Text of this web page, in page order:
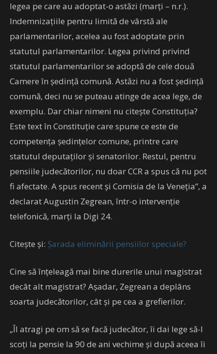
legea pe care au adoptat-o astăzi (marţi – n.r.).
Indemnizaţiile pentru limită de vârstă ale
parlamentarilor, acelea au fost adoptate prin
statutul parlamentarilor. Legea privind privind
statutul parlamentarilor se adoptă de cele două
Camere în şedinţă comună. Astăzi nu a fost şedinţă
comună, deci nu se puteau atinge de acea lege, de
exemplu. Dar chiar nimeni nu citeşte Constituţia?
Este text în Constituţie care spune ce este de
competenţa şedinţelor comune, printre care
statutul deputaţilor şi senatorilor. Restul, pentru
pensiile judecătorilor, nu doar CCR a spus că nu pot
fi afectate. A spus recent şi Comisia de la Veneţia”, a
declarat Augustin Zegrean, într-o intervenţie
telefonică, marţi la Digi 24.
Citește și: Șarada eliminării pensiilor speciale?
Cine să înțeleagă mai bine durerile unui magistrat
decât alt magistrat? Așadar, Zegrean a deplâns
soarta judecătorilor, cât și pe cea a grefierilor.
„Îl atragi pe om să se facă judecător, îi dai lege să-l
scoţi la pensie la 90 de ani vechime şi după aceea îi